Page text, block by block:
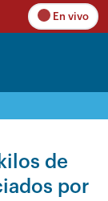
En vivo
de
por